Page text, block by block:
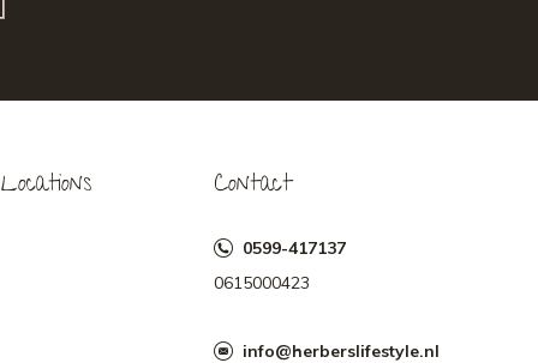
Locations Contact
0599-417137
0615000423
info@herberslifestyle.nl